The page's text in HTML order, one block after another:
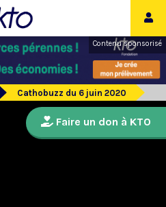
Contenu sponsorisé
Cathobuzz du 6 juin 2020
Faire un don à KTO